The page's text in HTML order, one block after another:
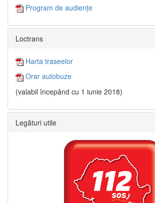
Program de audiențe
Loctrans
Harta traseelor
Orar autobuze
(valabil începând cu 1 iunie 2018)
Legături utile